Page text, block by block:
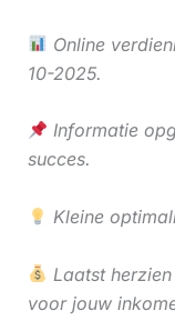
Online
10-2025.
Informatie
succes.
Kleine
Laatst
voor jouw